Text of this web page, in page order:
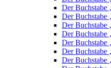
Der Buchstabe
Der Buchstabe
Der Buchstabe
Der Buchstabe
Der Buchstabe
Der Buchstabe
Der Buchstabe